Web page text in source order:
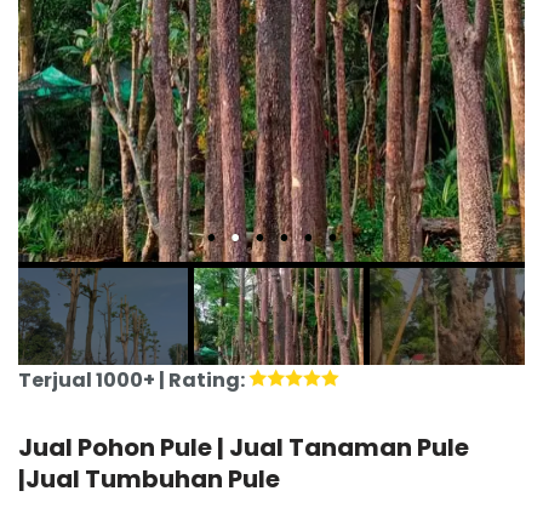
Terjual 1000+ | Rating:
Jual Pohon Pule | Jual Tanaman Pule
|Jual Tumbuhan Pule